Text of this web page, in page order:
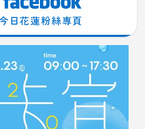
日花蓮粉絲專頁